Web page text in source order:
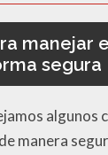
manejar
segura
algunos
manera